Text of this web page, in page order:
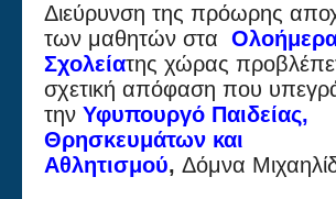
Διεύρυνση της πρόωρης
των μαθητών στα
Σχολείατης χώρας
σχετική απόφαση που
την Υφυπουργό Παιδείας,
Θρησκευμάτων και
Αθλητισμού, Δόμνα